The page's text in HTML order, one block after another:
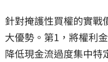
針對掩護性買權的實戰
大優勢。第1，將權利
降低現金流過度集中特